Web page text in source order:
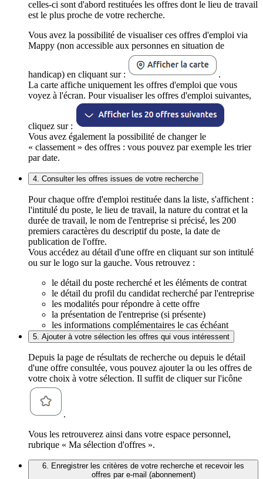
celles-ci sont d'abord restituées les offres dont le lieu de travail
est le plus proche de votre recherche.
Vous avez la possibilité de visualiser ces offres d'emploi via
Mappy (non accessible aux personnes en situation de
handicap) en cliquant sur :
.
La carte affiche uniquement les offres d'emploi que vous
voyez à l'écran. Pour visualiser les offres d'emploi suivantes,
cliquez sur :
Vous avez également la possibilité de changer le
« classement » des offres : vous pouvez par exemple les trier
par date.
4. Consulter les offres issues de votre recherche
Pour chaque offre d'emploi restituée dans la liste, s'affichent :
l'intitulé du poste, le lieu de travail, la nature du contrat et la
durée de travail, le nom de l'entreprise si précisé, les 200
premiers caractères du descriptif du poste, la date de
publication de l'offre.
Vous accédez au détail d'une offre en cliquant sur son intitulé
ou sur le logo sur la gauche. Vous retrouvez :
le détail du poste recherché et les éléments de contrat
le détail du profil du candidat recherché par l'entreprise
les modalités pour répondre à cette offre
la présentation de l'entreprise (si présente)
les informations complémentaires le cas échéant
5. Ajouter à votre sélection les offres qui vous intéressent
Depuis la page de résultats de recherche ou depuis le détail
d'une offre consultée, vous pouvez ajouter la ou les offres de
votre choix à votre sélection. Il suffit de cliquer sur l'icône
.
Vous les retrouverez ainsi dans votre espace personnel,
rubrique « Ma sélection d'offres ».
6. Enregistrer les critères de votre recherche et recevoir les
offres par e-mail (abonnement)